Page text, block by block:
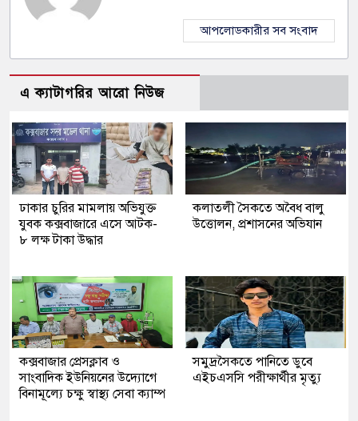
আপলোডকারীর সব সংবাদ
এ ক্যাটাগরির আরো নিউজ
ঢাকার চুরির মামলায় অভিযুক্ত
যুবক কক্সবাজারে এসে আটক-
৮ লক্ষ টাকা উদ্ধার
কলাতলী সৈকতে অবৈধ বালু
উত্তোলন, প্রশাসনের অভিযান
কক্সবাজার প্রেসক্লাব ও
সাংবাদিক ইউনিয়নের উদ্যোগে
বিনামূল্যে চক্ষু স্বাস্থ্য সেবা ক্যাম্প
সমুদ্রসৈকতে পানিতে ডুবে
এইচএসসি পরীক্ষার্থীর মৃত্যু